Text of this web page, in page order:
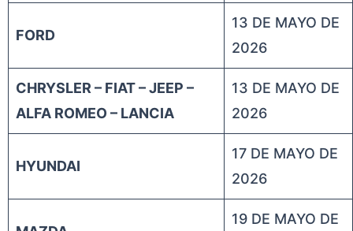
FORD
13 DE MAYO DE
2026
CHRYSLER – FIAT – JEEP –
ALFA ROMEO – LANCIA
13 DE MAYO DE
2026
HYUNDAI
17 DE MAYO DE
2026
19 DE MAYO DE